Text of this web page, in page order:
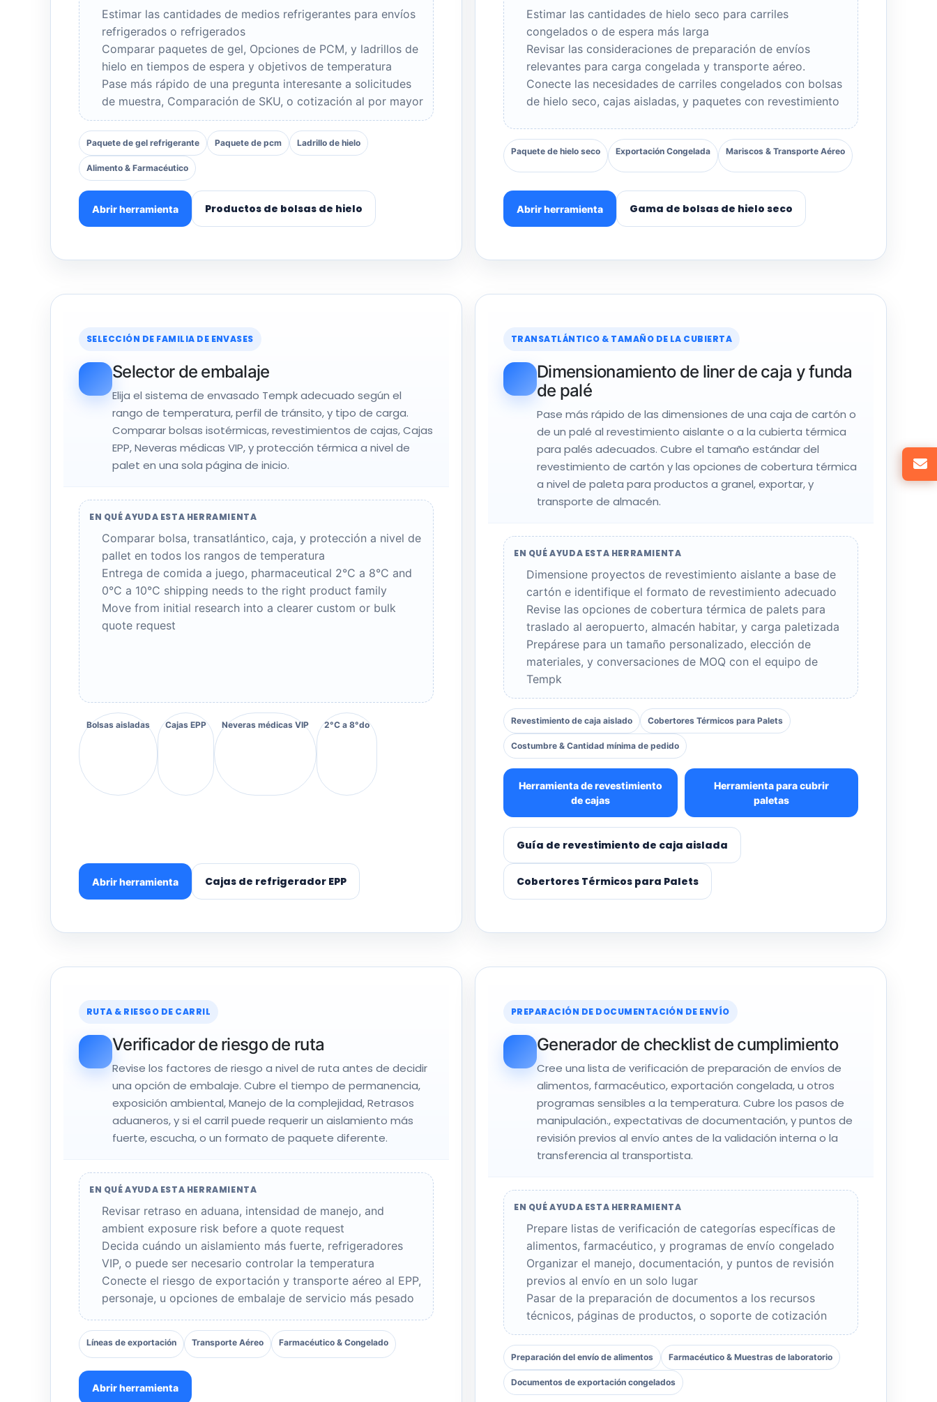
Estimar las cantidades de medios refrigerantes para envíos
refrigerados o refrigerados
Comparar paquetes de gel, Opciones de PCM, y ladrillos de
hielo en tiempos de espera y objetivos de temperatura
Pase más rápido de una pregunta interesante a solicitudes
de muestra, Comparación de SKU, o cotización al por mayor
Paquete de gel refrigerante Paquete de pcm Ladrillo de hielo
Alimento & Farmacéutico
Abrir herramienta Productos de bolsas de hielo
Estimar las cantidades de hielo seco para carriles
congelados o de espera más larga
Revisar las consideraciones de preparación de envíos
relevantes para carga congelada y transporte aéreo.
Conecte las necesidades de carriles congelados con bolsas
de hielo seco, cajas aisladas, y paquetes con revestimiento
Paquete de hielo seco Exportación Congelada Mariscos & Transporte Aéreo
Abrir herramienta Gama de bolsas de hielo seco
SELECCIÓN DE FAMILIA DE ENVASES
Selector de embalaje
Elija el sistema de envasado Tempk adecuado según el
rango de temperatura, perfil de tránsito, y tipo de carga.
Comparar bolsas isotérmicas, revestimientos de cajas, Cajas
EPP, Neveras médicas VIP, y protección térmica a nivel de
palet en una sola página de inicio.
EN QUÉ AYUDA ESTA HERRAMIENTA
Comparar bolsa, transatlántico, caja, y protección a nivel de
pallet en todos los rangos de temperatura
Entrega de comida a juego, pharmaceutical 2°C a 8°C and
0°C a 10°C shipping needs to the right product family
Move from initial research into a clearer custom or bulk
quote request
Bolsas aisladas Cajas EPP Neveras médicas VIP 2°C a 8°do
Abrir herramienta Cajas de refrigerador EPP
TRANSATLÁNTICO & TAMAÑO DE LA CUBIERTA
Dimensionamiento de liner de caja y funda
de palé
Pase más rápido de las dimensiones de una caja de cartón o
de un palé al revestimiento aislante o a la cubierta térmica
para palés adecuados. Cubre el tamaño estándar del
revestimiento de cartón y las opciones de cobertura térmica
a nivel de paleta para productos a granel, exportar, y
transporte de almacén.
EN QUÉ AYUDA ESTA HERRAMIENTA
Dimensione proyectos de revestimiento aislante a base de
cartón e identifique el formato de revestimiento adecuado
Revise las opciones de cobertura térmica de palets para
traslado al aeropuerto, almacén habitar, y carga paletizada
Prepárese para un tamaño personalizado, elección de
materiales, y conversaciones de MOQ con el equipo de
Tempk
Revestimiento de caja aislado Cobertores Térmicos para Palets
Costumbre & Cantidad mínima de pedido
Herramienta de revestimiento
de cajas
Herramienta para cubrir
paletas
Guía de revestimiento de caja aislada
Cobertores Térmicos para Palets
RUTA & RIESGO DE CARRIL
Verificador de riesgo de ruta
Revise los factores de riesgo a nivel de ruta antes de decidir
una opción de embalaje. Cubre el tiempo de permanencia,
exposición ambiental, Manejo de la complejidad, Retrasos
aduaneros, y si el carril puede requerir un aislamiento más
fuerte, escucha, o un formato de paquete diferente.
EN QUÉ AYUDA ESTA HERRAMIENTA
Revisar retraso en aduana, intensidad de manejo, and
ambient exposure risk before a quote request
Decida cuándo un aislamiento más fuerte, refrigeradores
VIP, o puede ser necesario controlar la temperatura
Conecte el riesgo de exportación y transporte aéreo al EPP,
personaje, u opciones de embalaje de servicio más pesado
Líneas de exportación Transporte Aéreo Farmacéutico & Congelado
Abrir herramienta
PREPARACIÓN DE DOCUMENTACIÓN DE ENVÍO
Generador de checklist de cumplimiento
Cree una lista de verificación de preparación de envíos de
alimentos, farmacéutico, exportación congelada, u otros
programas sensibles a la temperatura. Cubre los pasos de
manipulación., expectativas de documentación, y puntos de
revisión previos al envío antes de la validación interna o la
transferencia al transportista.
EN QUÉ AYUDA ESTA HERRAMIENTA
Prepare listas de verificación de categorías específicas de
alimentos, farmacéutico, y programas de envío congelado
Organizar el manejo, documentación, y puntos de revisión
previos al envío en un solo lugar
Pasar de la preparación de documentos a los recursos
técnicos, páginas de productos, o soporte de cotización
Preparación del envío de alimentos Farmacéutico & Muestras de laboratorio
Documentos de exportación congelados